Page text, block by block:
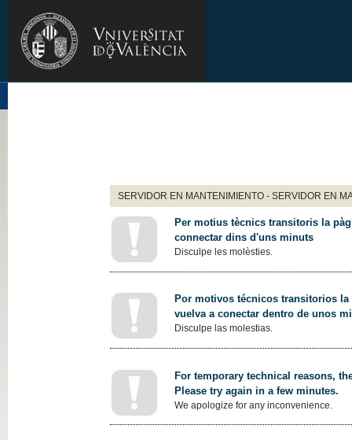
SERVIDOR EN MANTENIMIENTO - SERVIDOR EN
Per motius tècnics transitoris la
connectar dins d'uns minuts
Disculpe les molèsties.
Por motivos técnicos transitorios
vuelva a conectar dentro de unos
Disculpe las molestias.
For temporary technical reasons,
Please try again in a few minutes.
We apologize for any inconvenience.